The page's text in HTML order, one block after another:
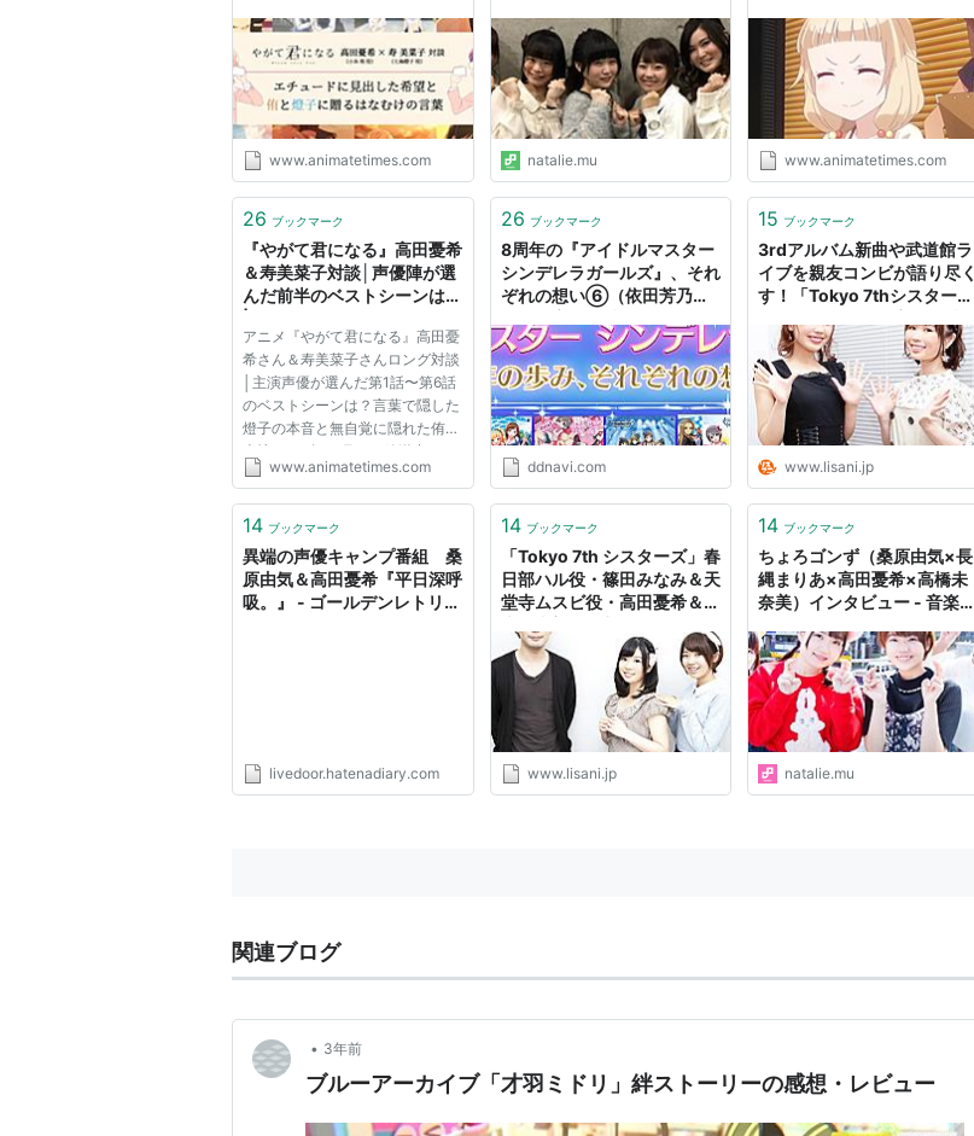
www.animatetimes.com natalie.mu www.animatetimes.com
26 ブックマーク
『やがて君になる』高田憂希
＆寿美菜子対談│声優陣が選
んだ前半のベストシーンは？
アニメ『やがて君になる』高田憂
希さん＆寿美菜子さんロング対談
│主演声優が選んだ第1話〜第6話
のベストシーンは？言葉で隠した
燈子の本音と無自覚に隠れた侑の
本懐 2018年10月より放送中のTV
アニメ『やがて君になる』。本作
れている仲谷鳰先生による漫画を
www.animatetimes.com
26 ブックマーク
8周年の『アイドルマスター
シンデレラガールズ』、それ
ぞれの想い⑥（依田芳乃
| ダ・ヴィンチWeb
ddnavi.com
15 ブックマーク
3rdアルバム新曲や武道館ラ
イブを親友コンビが語り尽く
す！「Tokyo 7thシスター
ペシャル対談
www.lisani.jp
14 ブックマーク
異端の声優キャンプ番組 桑
原由気＆高田憂希『平日深呼
吸。』 - ゴールデンレトリバ
livedoor.hatenadiary.com
14 ブックマーク
「Tokyo 7th シスターズ」春
日部ハル役・篠田みなみ＆天
堂寺ムスビ役・高田憂希＆茂
談！｜リスアニ！WEB
www.lisani.jp
14 ブックマーク
ちょろゴンず（桑原由気×長
縄まりあ×高田憂希×高橋未
奈美）インタビュー - 音楽ナ
natalie.mu
関連ブログ
• 3年前
ブルーアーカイブ「才羽ミドリ」絆ストーリーの感想・レビュー